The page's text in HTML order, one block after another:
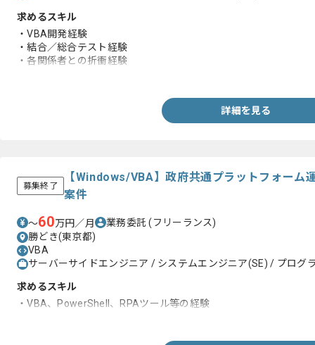
求めるスキル
・VBA開発経験
・結合／総合テスト経験
・各関係者との折衝経験
詳細を見る
募集終了
【Windows/VBA】政府共通プラットフォーム
案件
〜60万円／月 業務委託(フリーランス)
勝どき(東京都)
VBA
サーバーサイドエンジニア / システムエンジニア(SE) / プログ
求めるスキル
・VBA、PowerShell、RPAツール等の経験